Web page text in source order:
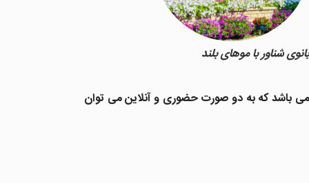
بانوی شناور با موهای بلند
ی زیبا، روزهای آخر هفته شلوغ تر از ایام هفته می باشد اما بلیط ورودی در تمام ایام هفته 75 درهم می باشد که به دو صورت حضوری و آنلاین می توان